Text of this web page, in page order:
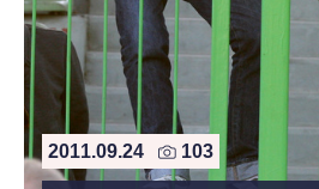
2011.09.24 103